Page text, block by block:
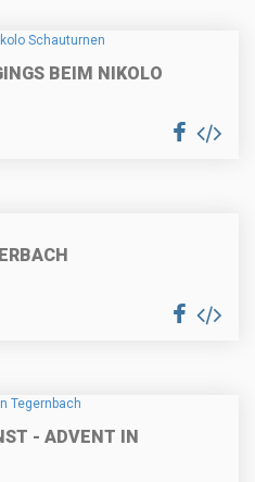
BEIM NIKOLO
- ADVENT IN